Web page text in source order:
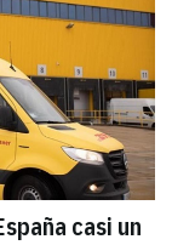
casi un